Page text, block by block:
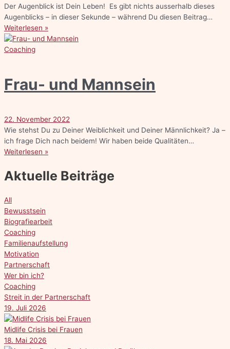
Der Augenblick ist Dein Leben! Es gibt nichts ausserhalb dieses
Augenblicks – in dieser Sekunde – während Du diesen Beitrag…
Weiterlesen »
Coaching
Frau- und Mannsein
22. November 2022
Wie stehst Du zu Deiner Weiblichkeit und Deiner Männlichkeit? Ja –
ich frage Dich nach beidem! Wir haben beide Qualitäten…
Weiterlesen »
Aktuelle Beiträge
All
Bewusstsein
Biografiearbeit
Coaching
Familienaufstellung
Motivation
Partnerschaft
Wer bin ich?
Coaching
Streit in der Partnerschaft
19. Juli 2026
Midlife Crisis bei Frauen
18. Mai 2026